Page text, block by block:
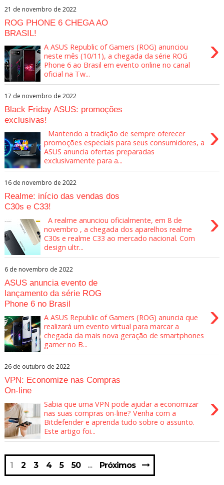
21 de novembro de 2022
ROG PHONE 6 CHEGA AO
BRASIL!
›
A ASUS Republic of Gamers (ROG) anunciou
neste mês (10/11), a chegada da série ROG
Phone 6 ao Brasil em evento online no canal
oficial na Tw...
17 de novembro de 2022
Black Friday ASUS: promoções
exclusivas!
›
Mantendo a tradição de sempre oferecer
promoções especiais para seus consumidores, a
ASUS anuncia ofertas preparadas
exclusivamente para a...
16 de novembro de 2022
Realme: início das vendas dos
C30s e C33!
›
A realme anunciou oficialmente, em 8 de
novembro , a chegada dos aparelhos realme
C30s e realme C33 ao mercado nacional. Com
design ultr...
6 de novembro de 2022
ASUS anuncia evento de
lançamento da série ROG
Phone 6 no Brasil
›
A ASUS Republic of Gamers (ROG) anuncia que
realizará um evento virtual para marcar a
chegada da mais nova geração de smartphones
gamer no B...
26 de outubro de 2022
VPN: Economize nas Compras
On-line
›
Sabia que uma VPN pode ajudar a economizar
nas suas compras on-line? Venha com a
Bitdefender e aprenda tudo sobre o assunto.
Este artigo foi...
1 2 3 4 5 50 Próximos